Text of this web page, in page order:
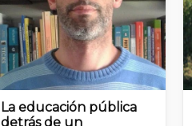
La educación pública
detrás de un